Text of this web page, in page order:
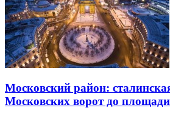
Московский район:
Московских ворот до